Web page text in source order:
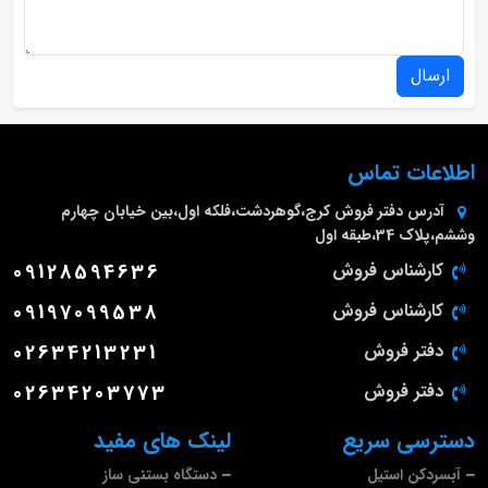
ارسال
لینک های مفید
دستگاه بستنی ساز
دسترسی سریع
آبسردکن استیل
اطلاعات تماس
آدرس دفتر فروش کرج،گوهردشت،فلکه اول،بین خیابان چهارم
وششم،پلاک 34،طبقه اول
کارشناس فروش 09128594636
کارشناس فروش 09197099538
دفتر فروش 02634213231
دفتر فروش 02634203773